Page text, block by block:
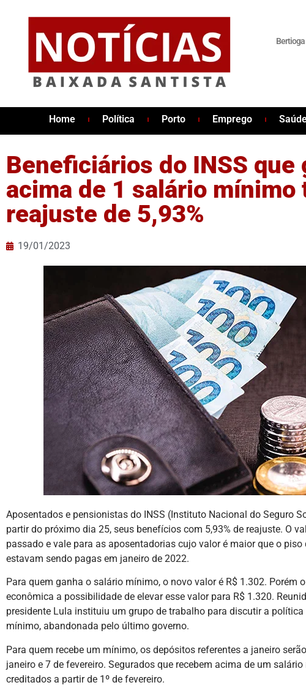
Bertioga
Home Política Porto Emprego
Beneficiários do INSS que
acima de 1 salário mínimo
reajuste de 5,93%
19/01/2023
Aposentados e pensionistas do INSS (Instituto Nacional do Seguro
partir do próximo dia 25, seus benefícios com 5,93% de reajuste. O
passado e vale para as aposentadorias cujo valor é maior que o
estavam sendo pagas em janeiro de 2022.
Para quem ganha o salário mínimo, o novo valor é R$ 1.302. Porém
econômica a possibilidade de elevar esse valor para R$ 1.320.
presidente Lula instituiu um grupo de trabalho para discutir a
mínimo, abandonada pelo último governo.
Para quem recebe um mínimo, os depósitos referentes a janeiro
janeiro e 7 de fevereiro. Segurados que recebem acima de um
creditados a partir de 1º de fevereiro.